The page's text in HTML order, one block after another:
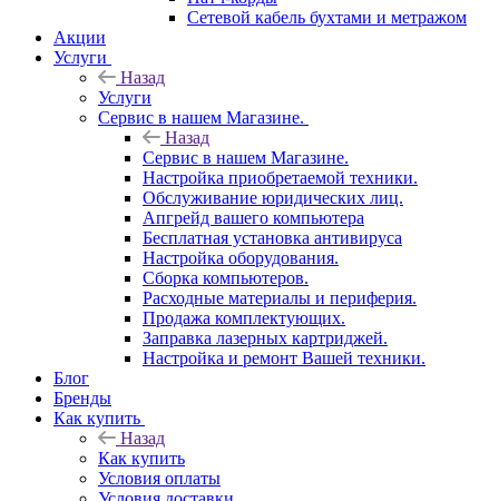
Сетевой кабель бухтами и метражом
Акции
Услуги
Назад
Услуги
Сервис в нашем Магазине.
Назад
Сервис в нашем Магазине.
Настройка приобретаемой техники.
Обслуживание юридических лиц.
Апгрейд вашего компьютера
Бесплатная установка антивируса
Настройка оборудования.
Сборка компьютеров.
Расходные материалы и периферия.
Продажа комплектующих.
Заправка лазерных картриджей.
Настройка и ремонт Вашей техники.
Блог
Бренды
Как купить
Назад
Как купить
Условия оплаты